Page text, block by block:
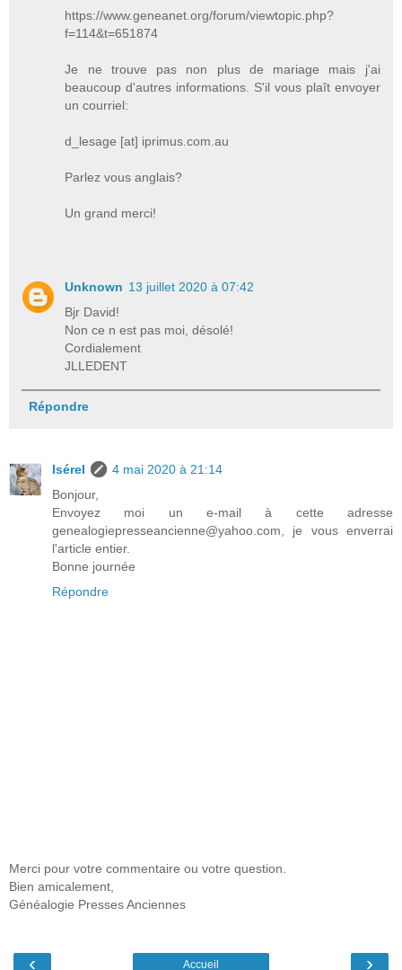
https://www.geneanet.org/forum/viewtopic.php?
f=114&t=651874
Je ne trouve pas non plus de mariage mais j'ai
beaucoup d'autres informations. S'il vous plaît envoyer
un courriel:
d_lesage [at] iprimus.com.au
Parlez vous anglais?
Un grand merci!
Unknown 13 juillet 2020 à 07:42
Bjr David!
Non ce n est pas moi, désolé!
Cordialement
JLLEDENT
Répondre
Isérel
4 mai 2020 à 21:14
Bonjour,
Envoyez moi un e-mail à cette adresse
genealogiepresseancienne@yahoo.com, je vous enverrai
l'article entier.
Bonne journée
Répondre
Merci pour votre commentaire ou votre question.
Bien amicalement,
Généalogie Presses Anciennes
‹ ›
Accueil